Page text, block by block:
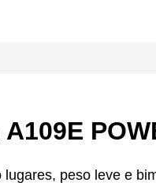
peso leve e